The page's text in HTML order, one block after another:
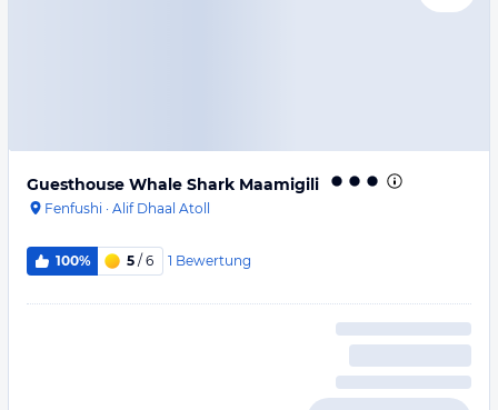
Guesthouse Whale Shark Maamigili
Fenfushi · Alif Dhaal Atoll
100% 5 / 6 1 Bewertung